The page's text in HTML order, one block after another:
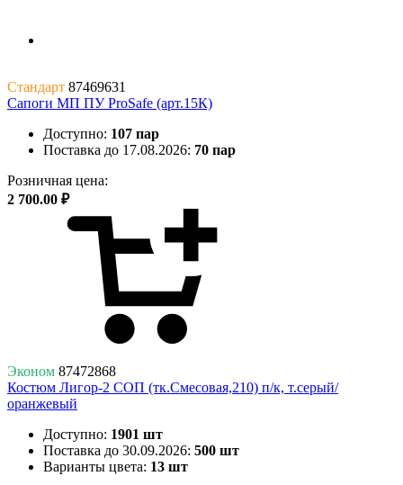
Стандарт 87469631
Сапоги МП ПУ ProSafe (арт.15К)
Доступно: 107 пар
Поставка до 17.08.2026: 70 пар
Розничная цена:
2 700.00 ₽
Эконом 87472868
Костюм Лигор-2 СОП (тк.Смесовая,210) п/к, т.серый/
оранжевый
Доступно: 1901 шт
Поставка до 30.09.2026: 500 шт
Варианты цвета: 13 шт